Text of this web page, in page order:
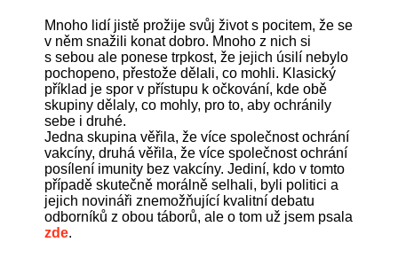
Mnoho lidí jistě prožije svůj život s pocitem, že se
v něm snažili konat dobro. Mnoho z nich si
s sebou ale ponese trpkost, že jejich úsilí nebylo
pochopeno, přestože dělali, co mohli. Klasický
příklad je spor v přístupu k očkování, kde obě
skupiny dělaly, co mohly, pro to, aby ochránily
sebe i druhé.
Jedna skupina věřila, že více společnost ochrání
vakcíny, druhá věřila, že více společnost ochrání
posílení imunity bez vakcíny. Jediní, kdo v tomto
případě skutečně morálně selhali, byli politici a
jejich novináři znemožňující kvalitní debatu
odborníků z obou táborů, ale o tom už jsem psala
zde.